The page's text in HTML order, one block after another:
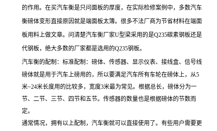
的作用。在买汽车衡是只问面板的厚度，在实际检修案例中，多数汽车
衡磅体变形直接原因就是端面板太簿。很多不法厂商为节省材料在端面
板用料上做文章。问清楚汽车衡厂家U型梁采用的是Q235碳素钢板还是
代钢板，绝大多数的厂家都是选用的Q235钢板。
汽车衡的配制：标准配制：磅体、传感器、显示仪表、接线盒、信号线
磅体就是用于汽车上磅用的，所以要满足汽车所有车轮在磅体上，从5
米~24米长度用的比较多，宽度3米最为常见。根据总长，磅体分为一
节、二节、三节、四节和五节。传感器的数量也是根据磅体的节数而
定。
通常情况，拥有以上配制，汽车衡就可以直接使用了。有些用户需要更